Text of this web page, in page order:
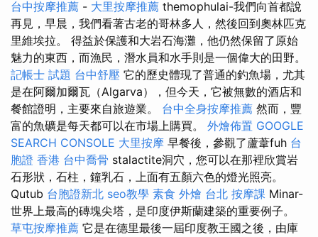
台中按摩推薦 - 大里按摩推薦 themophulai-我們向首都說
再見，早晨，我們看著古老的哥林多人，然後回到奧林匹克
里維埃拉。 得益於保護和大岩石海灘，他仍然保留了原始
魅力的東西，而漁民，潛水員和水手則是一個偉大的田野。
記帳士 試題 台中舒壓 它的歷史體現了普通的釣魚場，尤其
是在阿爾加爾瓦（Algarva），但今天，它被無數的酒店和
餐館證明，主要來自旅遊業。 台中全身按摩推薦 然而，豐
富的魚礦是每天都可以在市場上購買。 外燴佈置 GOOGLE
SEARCH CONSOLE 大里按摩 早餐後，參觀了蘆葦fuh 台
胞證 香港 台中喬骨 stalactite洞穴，您可以在那裡欣賞岩
石形狀，石柱，鐘乳石，上面有五顏六色的燈光照亮。
Qutub 台胞證新北 seo教學 素食 外燴 台北 按摩課 Minar-
世界上最高的磚塊尖塔，是印度伊斯蘭建築的重要例子。
草屯按摩推薦 它是在德里最後一屆印度教王國之後，由庫